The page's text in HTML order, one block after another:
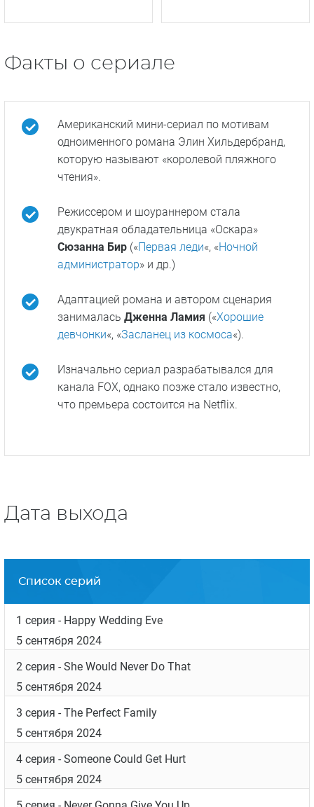
Факты о сериале
Американский мини-сериал по мотивам
одноименного романа Элин Хильдербранд,
которую называют «королевой пляжного
чтения».
Режиссером и шоураннером стала
двукратная обладательница «Оскара»
Сюзанна Бир («Первая леди«, «Ночной
администратор» и др.)
Адаптацией романа и автором сценария
занималась Дженна Ламия («Хорошие
девчонки«, «Засланец из космоса«).
Изначально сериал разрабатывался для
канала FOX, однако позже стало известно,
что премьера состоится на Netflix.
Дата выхода
Список серий
1 серия - Happy Wedding Eve
5 сентября 2024
2 серия - She Would Never Do That
5 сентября 2024
3 серия - The Perfect Family
5 сентября 2024
4 серия - Someone Could Get Hurt
5 сентября 2024